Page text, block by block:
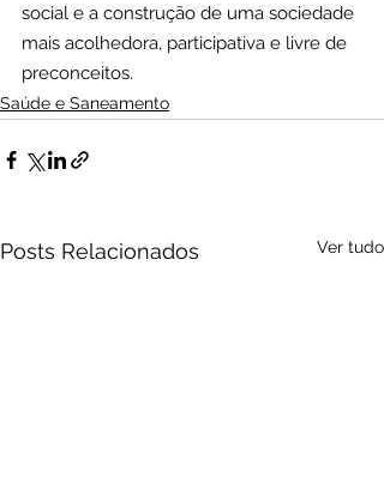
social e a construção de uma sociedade
mais acolhedora, participativa e livre de
preconceitos.
Saúde e Saneamento
Posts Relacionados Ver tudo